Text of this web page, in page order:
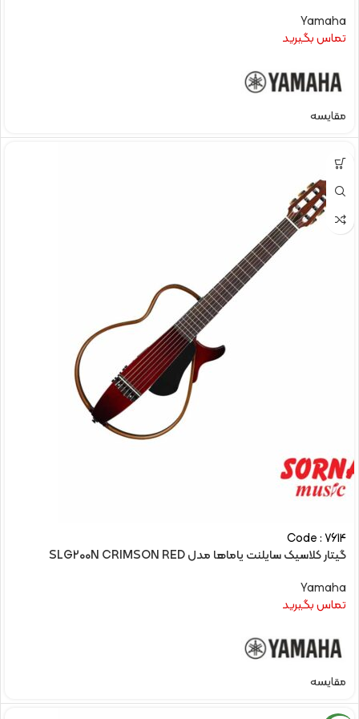
Yamaha
تماس بگیرید
مقایسه
Code : 7614
گیتار کلاسیک سایلنت یاماها مدل SLG200N CRIMSON RED
Yamaha
تماس بگیرید
مقایسه